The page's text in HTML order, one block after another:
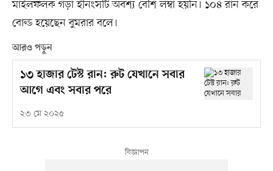
মাইলফলক গড়া ইনিংসটি অবশ্য বেশি লম্বা হয়নি। ১০৪ রান করে
বোল্ড হয়েছেন বুমরার বলে।
আরও পড়ুন
১৩ হাজার টেস্ট রান: রুট যেখানে সবার
আগে এবং সবার পরে
২৩ মে ২০২৫